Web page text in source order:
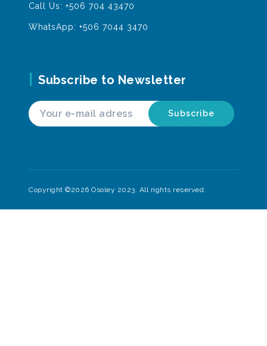
Call Us: +506 704 43470
WhatsApp: +506 7044 3470
Subscribe to Newsletter
Copyright ©2026 Osoley 2023. All rights reserved.